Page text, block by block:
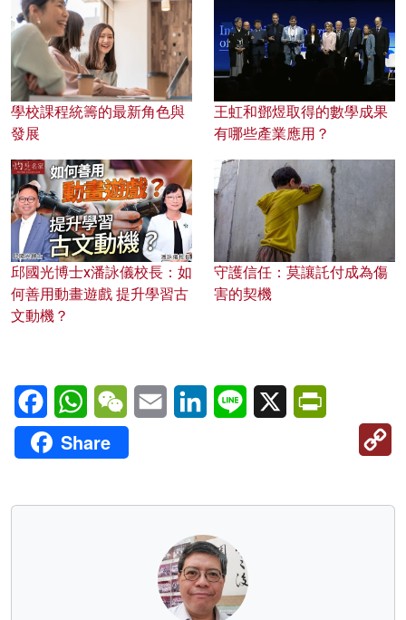
學校課程統籌的最新角色與
發展
王虹和鄧煜取得的數學成果
有哪些產業應用？
邱國光博士x潘詠儀校長：如
何善用動畫遊戲 提升學習古
文動機？
守護信任：莫讓託付成為傷
害的契機
FacebookWhatsAppWeChatEmail LinkedInLine X
Share